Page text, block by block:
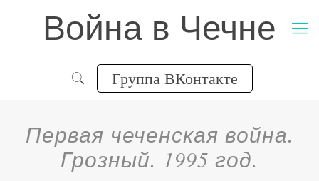
Война в Чечне
Группа ВКонтакте
Первая чеченская война.
Грозный. 1995 год.